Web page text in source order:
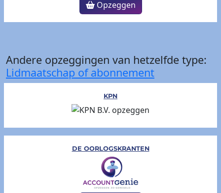
Opzeggen
Andere opzeggingen van hetzelfde type:
Lidmaatschap of abonnement
KPN
DE OORLOGSKRANTEN